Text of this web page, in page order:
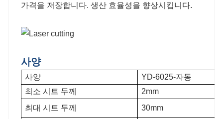
가격을 저장합니다. 생산 효율성을 향상시킵니다.
사양
사양
YD-6025-자동
최소 시트 두께
2mm
최대 시트 두께
30mm